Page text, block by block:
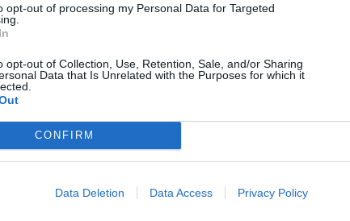
opt-out of processing my Personal Data for Targeted
opt-out of Collection, Use, Retention, Sale, and/or Sharing
Data that Is Unrelated with the Purposes for which it
CONFIRM
Data Deletion Data Access Privacy Policy
e um crédito ECTS (Sistema Europeu de
aos alunos do ensino secundário antes da